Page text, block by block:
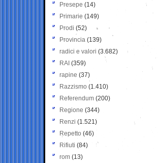
Presepe (14)
Primarie (149)
Prodi (52)
Provincia (139)
radici e valori (3.682)
RAI (359)
rapine (37)
Razzismo (1.410)
Referendum (200)
Regione (344)
Renzi (1.521)
Repetto (46)
Rifiuti (84)
rom (13)